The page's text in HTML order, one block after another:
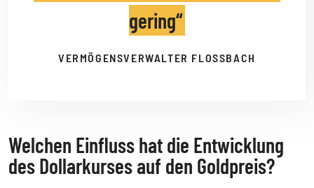
gering
VERMÖGENSVERWALTER FLOSSBACH
Welchen Einfluss hat die Entwicklung
des Dollarkurses auf den Goldpreis?